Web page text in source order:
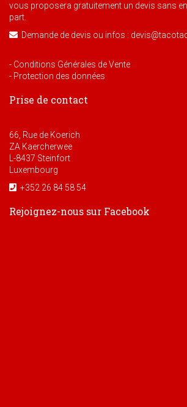
vous proposera gratuitement un devis sans
part.
Demande de devis ou infos :
- Conditions Générales de Vente
- Protection des données
Prise de contact
66, Rue de Koerich
ZA Kaercherwee
L-8437 Steinfort
Luxembourg
+352 26 84 58 54
Rejoignez-nous sur Facebook